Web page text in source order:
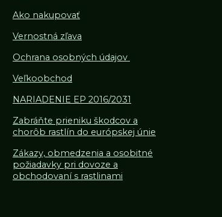
Ako nakupovať
Vernostná zľava
Ochrana osobných údajov
Veľkoobchod
NARIADENIE EP 2016/2031
Zabráňte prieniku škodcov a
chorôb rastlín do európskej únie
Zákazy, obmedzenia a osobitné
požiadavky pri dovoze a
obchodovaní s rastlinami